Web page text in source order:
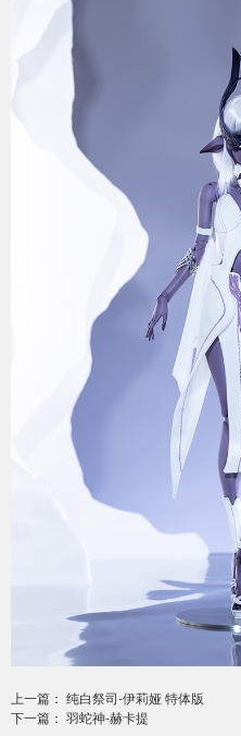
上一篇： 纯白祭司-伊莉娅 特体版
下一篇： 羽蛇神-赫卡提